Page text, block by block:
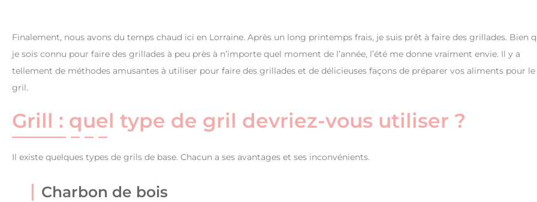
Finalement, nous avons du temps chaud ici en Lorraine. Après un long printemps frais, je suis prêt à faire des grillades. Bien
je sois connu pour faire des grillades à peu près à n’importe quel moment de l’année, l’été me donne vraiment envie. Il y a
tellement de méthodes amusantes à utiliser pour faire des grillades et de délicieuses façons de préparer vos aliments pour le
gril.
Grill : quel type de gril devriez-vous utiliser ?
Il existe quelques types de grils de base. Chacun a ses avantages et ses inconvénients.
Charbon de bois